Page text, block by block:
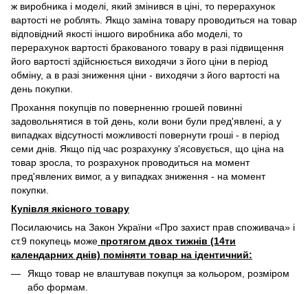
ж виробника і моделі, який змінився в ціні, то перерахунок
вартості не роблять. Якщо заміна товару проводиться на товар
відповідний якості іншого виробника або моделі, то
перерахунок вартості бракованого товару в разі підвищення
його вартості здійснюється виходячи з його ціни в період
обміну, а в разі зниження ціни - виходячи з його вартості на
день покупки.
Прохання покупців по поверненню грошей повинні
задовольнятися в той день, коли вони були пред'явлені, а у
випадках відсутності можливості повернути гроші - в період
семи днів. Якщо під час розрахунку з'ясовується, що ціна на
товар зросла, то розрахунок проводиться на момент
пред'явлених вимог, а у випадках зниження - на момент
покупки.
Купівля якісного товару
Посилаючись на Закон України «Про захист прав споживача» і
ст.9 покупець може протягом двох тижнів (14ти
календарних днів) поміняти товар на ідентичний:
Якщо товар не влаштував покупця за кольором, розміром
або формам.